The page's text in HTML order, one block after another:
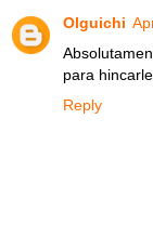
Olguichi
para
Reply